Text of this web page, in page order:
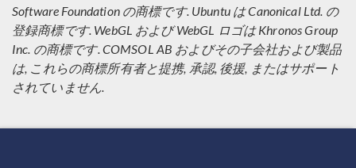
Software Foundation の商標です. Ubuntu は Canonical Ltd. の
登録商標です. WebGL および WebGL ロゴは Khronos Group
Inc. の商標です. COMSOL AB およびその子会社および製品
は, これらの商標所有者と提携, 承認, 後援, またはサポート
されていません.